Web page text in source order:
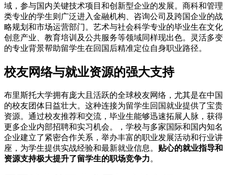
域，参与国内关键技术项目和创新型企业的发展。商科和管理
类专业的学生则广泛进入金融机构、咨询公司及跨国企业的战
略规划和市场运营部门。艺术与社会科学专业的毕业生在文化
创意产业、教育培训及公共服务等领域同样现出色。灵活多变
的专业背景帮助留学生在回国后精准定位自身职业路径。
校友网络与就业资源的强大支持
布里斯托大学拥有庞大且活跃的全球校友网络，尤其是在中国
的校友团体日益壮大。这种连接为留学生回国就业提供了宝贵
资源。通过校友推荐和交流，毕业生能够迅速拓展人脉，获得
更多企业内部招聘和实习机会。，学校与多家国际和国内知名
企业建立了紧密合作关系，举办丰富的职业发展活动和行业讲
座，为学生提供实战经验和最新就业信息。 贴心的就业指导和
资源支持极大提升了留学生的职场竞争力。